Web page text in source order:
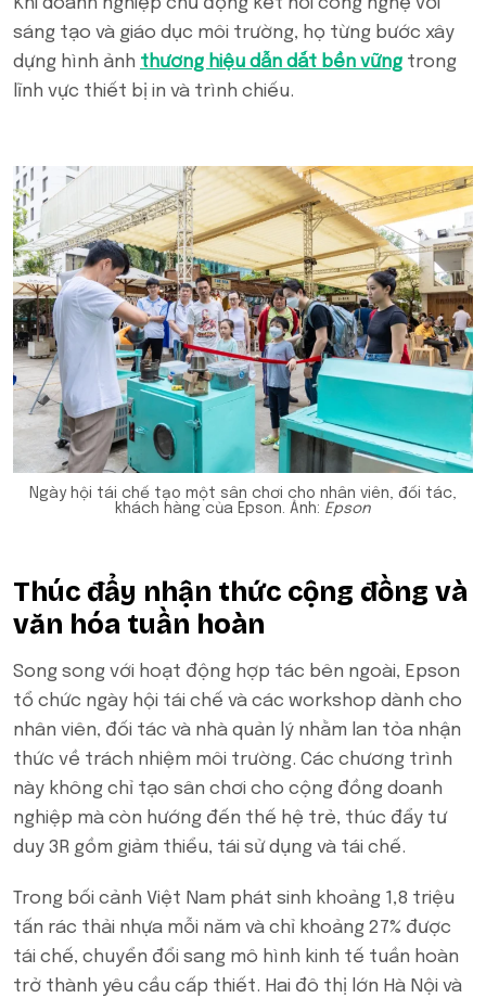
Khi doanh nghiệp chủ động kết nối công nghệ với
sáng tạo và giáo dục môi trường, họ từng bước xây
dựng hình ảnh thương hiệu dẫn dắt bền vững trong
lĩnh vực thiết bị in và trình chiếu.
Ngày hội tái chế tạo một sân chơi cho nhân viên, đối tác,
khách hàng của Epson. Ảnh: Epson
Thúc đẩy nhận thức cộng đồng và
văn hóa tuần hoàn
Song song với hoạt động hợp tác bên ngoài, Epson
tổ chức ngày hội tái chế và các workshop dành cho
nhân viên, đối tác và nhà quản lý nhằm lan tỏa nhận
thức về trách nhiệm môi trường. Các chương trình
này không chỉ tạo sân chơi cho cộng đồng doanh
nghiệp mà còn hướng đến thế hệ trẻ, thúc đẩy tư
duy 3R gồm giảm thiểu, tái sử dụng và tái chế.
Trong bối cảnh Việt Nam phát sinh khoảng 1,8 triệu
tấn rác thải nhựa mỗi năm và chỉ khoảng 27% được
tái chế, chuyển đổi sang mô hình kinh tế tuần hoàn
trở thành yêu cầu cấp thiết. Hai đô thị lớn Hà Nội và